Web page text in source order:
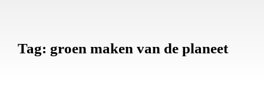
Tag: groen maken van de planeet